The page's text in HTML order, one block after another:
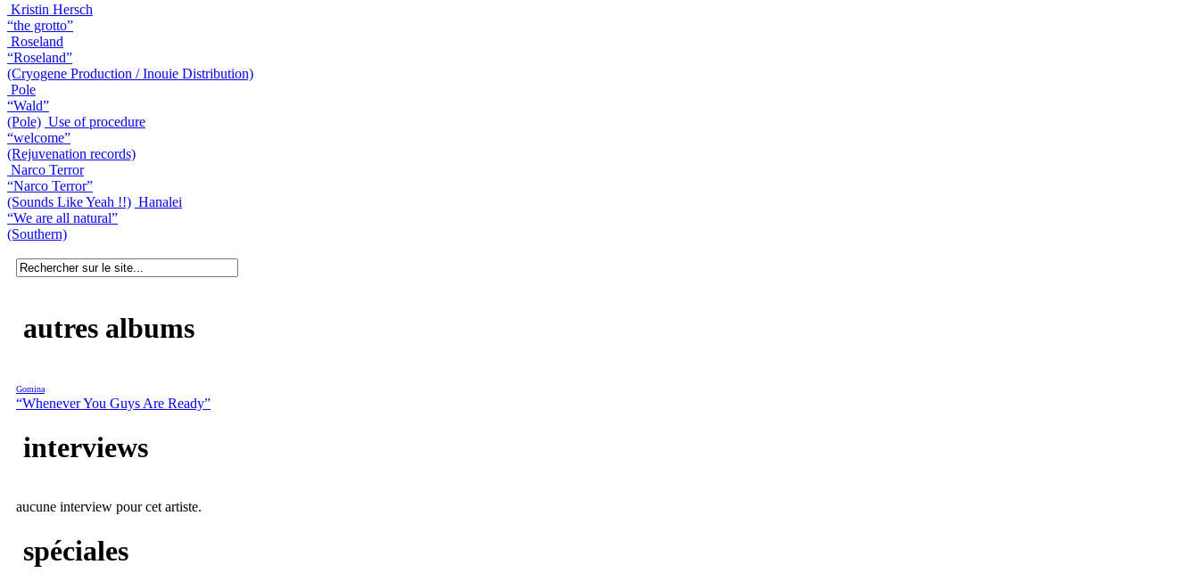
Kristin Hersch
“the grotto”
Roseland
“Roseland”
(Cryogene Production / Inouie Distribution)
Pole
“Wald”
(Pole) Use of procedure
“welcome”
(Rejuvenation records)
Narco Terror
“Narco Terror”
(Sounds Like Yeah !!) Hanalei
“We are all natural”
(Southern)
autres albums
Gomina
“Whenever You Guys Are Ready”
interviews
aucune interview pour cet artiste.
spéciales